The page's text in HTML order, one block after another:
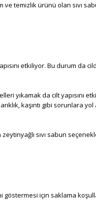
temizlik ürünü olan sıvı
etkiliyor. Bu durum da
yıkamak da cilt yapısını
kaşıntı gibi sorunlara
sıvı sabun
göstermesi için saklama